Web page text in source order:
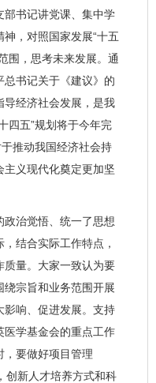
部书记讲党课、集中学
，对照国家发展“十五
围，思考未来发展。通
书记关于《建议》的
导经济社会发展，是我
四五”规划将于今年完
推动我国经济社会持
义现代化奠定更加坚
治觉悟、统一了思想
结合实际工作特点，
质量。大家一致认为要
宗旨和业务范围开展
影响、促进发展。支持
医学基金会的重点工作
，要做好项目管理
创新人才培养方式和科